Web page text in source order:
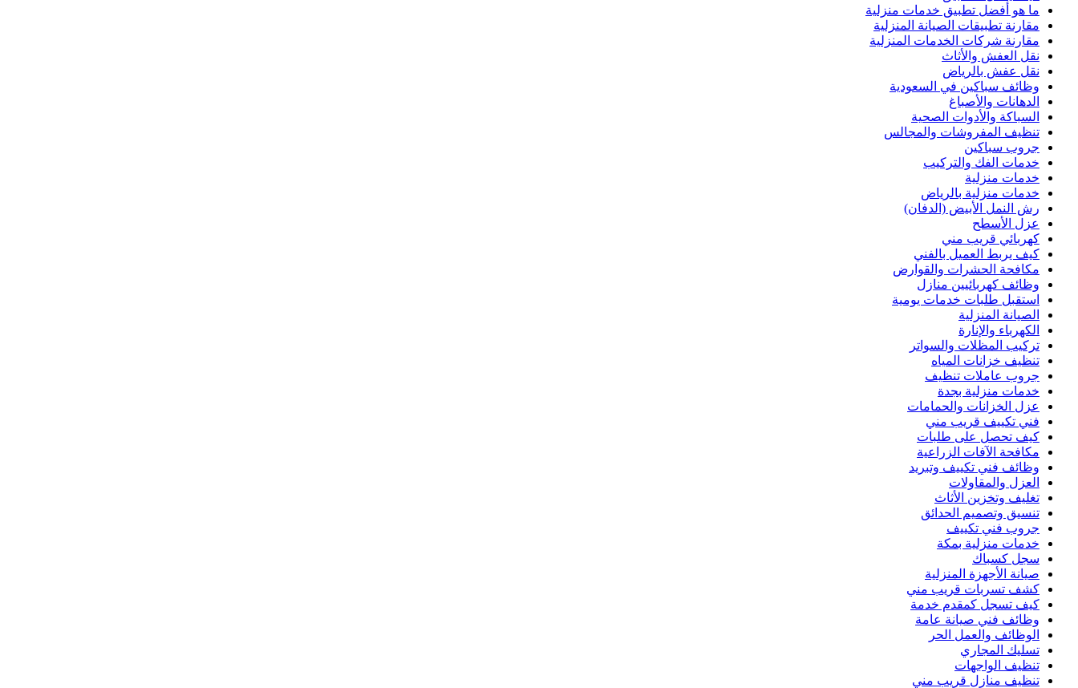
ما هو أفضل تطبيق خدمات منزلية
مقارنة تطبيقات الصيانة المنزلية
مقارنة شركات الخدمات المنزلية
نقل العفش والأثاث
نقل عفش بالرياض
وظائف سباكين في السعودية
الدهانات والأصباغ
السباكة والأدوات الصحية
تنظيف المفروشات والمجالس
جروب سباكين
خدمات الفك والتركيب
خدمات منزلية
خدمات منزلية بالرياض
رش النمل الأبيض (الدفان)
عزل الأسطح
كهربائي قريب مني
كيف يربط العميل بالفني
مكافحة الحشرات والقوارض
وظائف كهربائيين منازل
استقبل طلبات خدمات يومية
الصيانة المنزلية
الكهرباء والإنارة
تركيب المظلات والسواتر
تنظيف خزانات المياه
جروب عاملات تنظيف
خدمات منزلية بجدة
عزل الخزانات والحمامات
فني تكييف قريب مني
كيف تحصل على طلبات
مكافحة الآفات الزراعية
وظائف فني تكييف وتبريد
العزل والمقاولات
تغليف وتخزين الأثاث
تنسيق وتصميم الحدائق
جروب فني تكييف
خدمات منزلية بمكة
سجل كسباك
صيانة الأجهزة المنزلية
كشف تسربات قريب مني
كيف تسجل كمقدم خدمة
وظائف فني صيانة عامة
الوظائف والعمل الحر
تسليك المجاري
تنظيف الواجهات
تنظيف منازل قريب مني